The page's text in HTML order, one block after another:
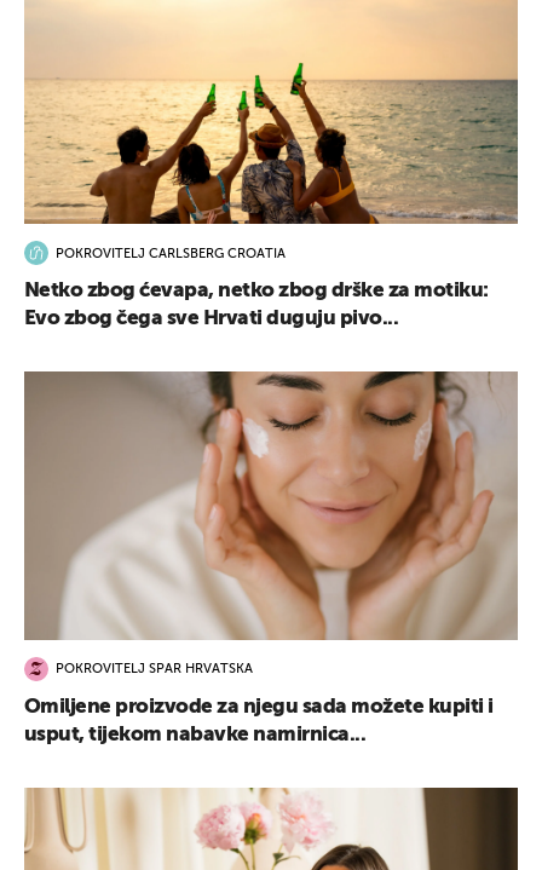
POKROVITELJ CARLSBERG CROATIA
Netko zbog ćevapa, netko zbog drške za motiku:
Evo zbog čega sve Hrvati duguju pivo...
POKROVITELJ SPAR HRVATSKA
Omiljene proizvode za njegu sada možete kupiti i
usput, tijekom nabavke namirnica...